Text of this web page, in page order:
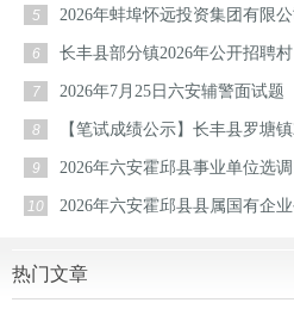
5 2026年蚌埠怀远投资集团有限
6 长丰县部分镇2026年公开招聘
7 2026年7月25日六安辅警面试题
8 【笔试成绩公示】长丰县罗塘
9 2026年六安霍邱县事业单位选
10 2026年六安霍邱县县属国有企
热门文章